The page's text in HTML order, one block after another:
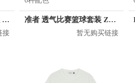
准者 训练比赛定制篮球服 Z17110105
接
准者 透气比赛篮球套装 Z118210177
暂无购买链接